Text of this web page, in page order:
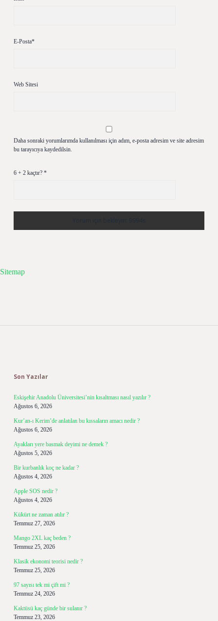
E-Posta*
Web Sitesi
Daha sonraki yorumlarımda kullanılması için adım, e-posta adresim ve site adresim
bu tarayıcıya kaydedilsin.
6 + 2 kaçtır? *
Sitemap
Son Yazılar
Eskişehir Anadolu Üniversitesi’nin kısaltması nasıl yazılır ?
Ağustos 6, 2026
Kur’an-ı Kerim’de anlatılan bu kıssaların amacı nedir ?
Ağustos 6, 2026
Ayakları yere basmak deyimi ne demek ?
Ağustos 5, 2026
Bir kurbanlık koç ne kadar ?
Ağustos 4, 2026
Apple SOS nedir ?
Ağustos 4, 2026
Kükürt ne zaman atılır ?
Temmuz 27, 2026
Mango 2XL kaç beden ?
Temmuz 25, 2026
Klasik ekonomi teorisi nedir ?
Temmuz 25, 2026
97 sayısı tek mi çift mi ?
Temmuz 24, 2026
Kaktüsü kaç günde bir sulanır ?
Temmuz 23, 2026